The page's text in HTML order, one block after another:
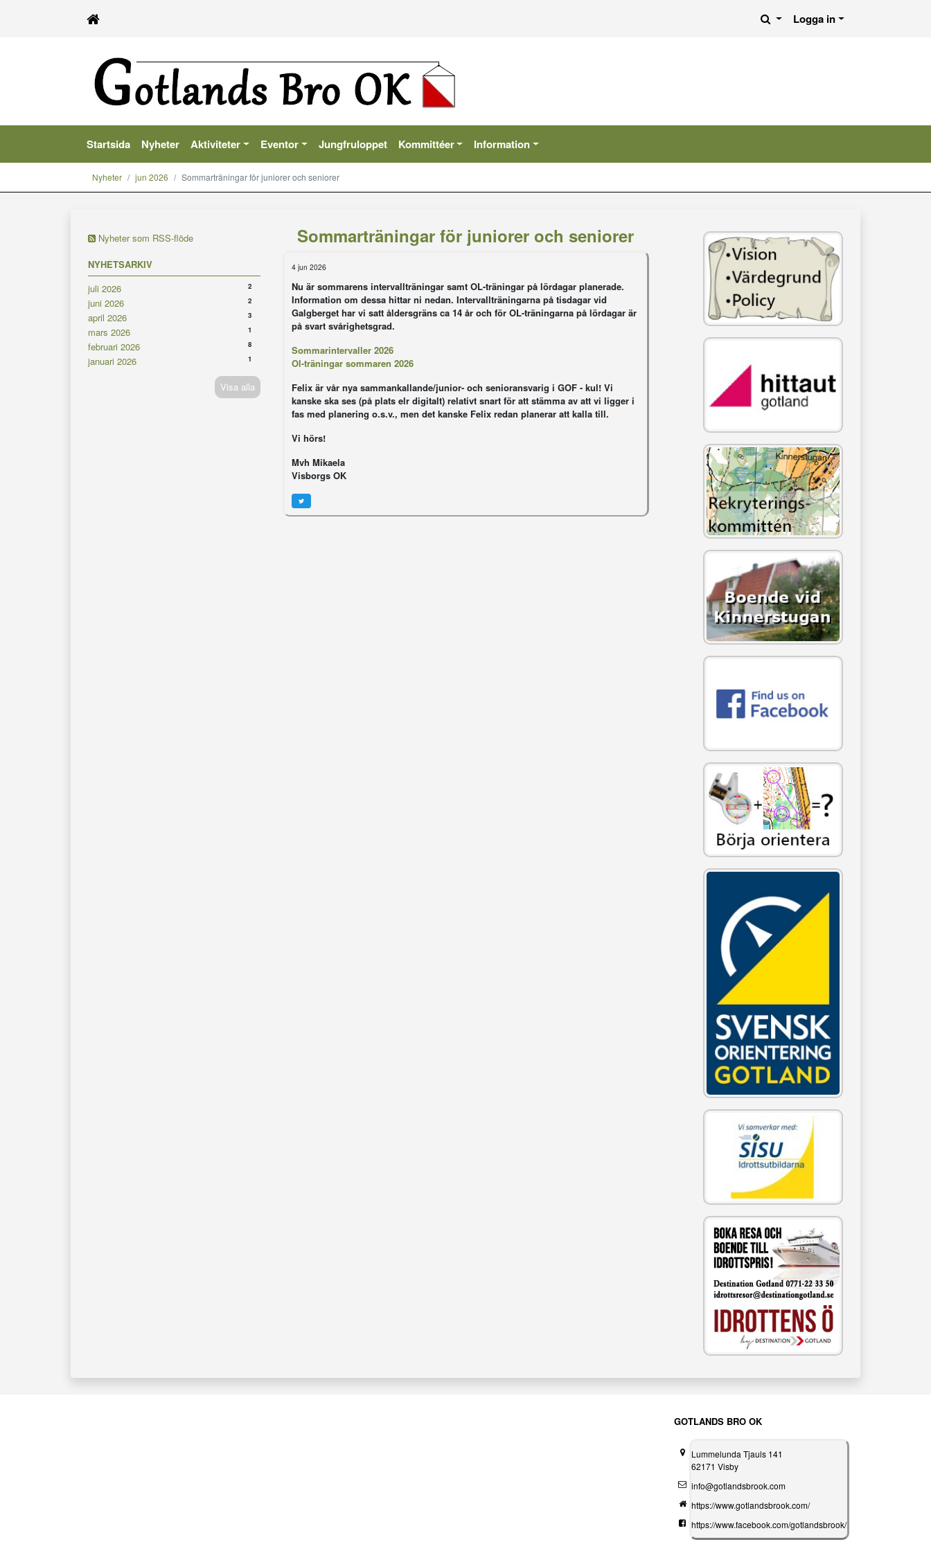
Logga in
Startsida Nyheter Aktiviteter Eventor Jungfruloppet Kommittéer Information
Nyheter jun 2026 Sommarträningar för juniorer och seniorer
Nyheter som RSS-flöde
NYHETSARKIV
juli 2026
2
juni 2026 2
april 2026 3
mars 2026 1
februari 2026 8
januari 2026 1
Visa alla
Sommarträningar för juniorer och seniorer
4 jun 2026
Nu är sommarens intervallträningar samt OL-träningar på lördagar planerade.
Information om dessa hittar ni nedan. Intervallträningarna på tisdagar vid
Galgberget har vi satt åldersgräns ca 14 år och för OL-träningarna på lördagar är
på svart svårighetsgrad.
Sommarintervaller 2026
Ol-träningar sommaren 2026
Felix är vår nya sammankallande/junior- och senioransvarig i GOF - kul! Vi
kanske ska ses (på plats elr digitalt) relativt snart för att stämma av att vi ligger i
fas med planering o.s.v., men det kanske Felix redan planerar att kalla till.
Vi hörs!
Mvh Mikaela
Visborgs OK
GOTLANDS BRO OK
Lummelunda Tjauls 141
62171 Visby
info@gotlandsbrook.com
https://www.gotlandsbrook.com/
https://www.facebook.com/gotlandsbrook/